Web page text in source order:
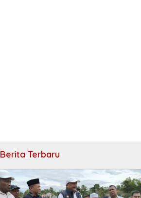
Berita Terbaru